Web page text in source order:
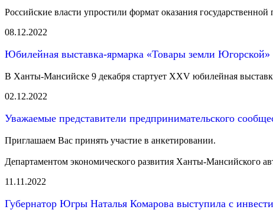
Российские власти упростили формат оказания
08.12.2022
Юбилейная выставка-ярмарка «Товары земли Югорской»
В Ханты-Мансийске 9 декабря стартует XXV юбилейная
02.12.2022
Уважаемые представители предпринимательского
Приглашаем Вас принять участие в анкетировании.
Департаментом экономического развития Ханты-Мансийского
11.11.2022
Губернатор Югры Наталья Комарова выступила с